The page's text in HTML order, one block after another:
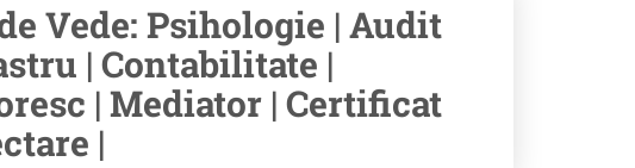
Vede: Psihologie | Audit
| Contabilitate |
| Mediator | Certificat
|